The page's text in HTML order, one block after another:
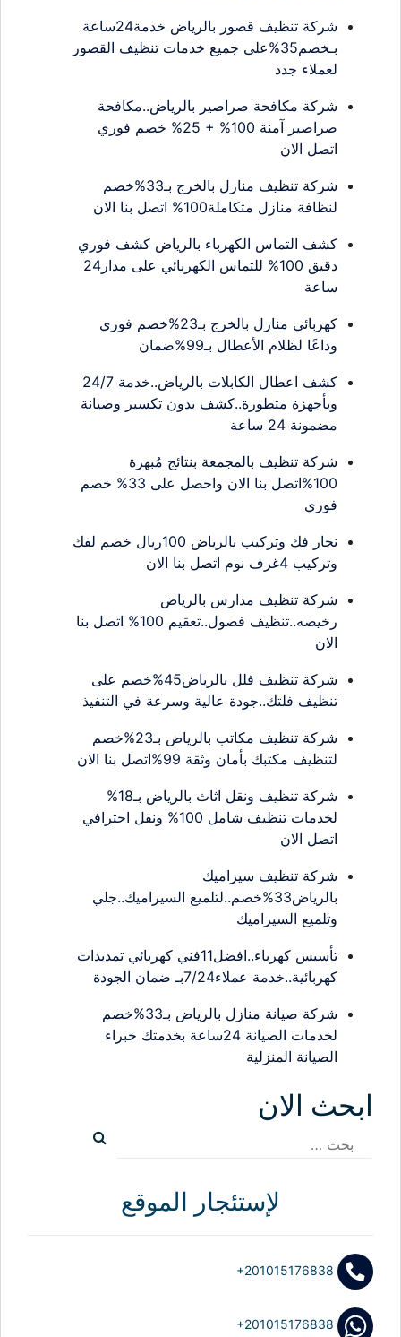
شركة تنظيف قصور بالرياض خدمة24ساعة
بـخصم35%على جميع خدمات تنظيف القصور
لعملاء جدد
شركة مكافحة صراصير بالرياض..مكافحة
صراصير آمنة 100% + 25% خصم فوري
اتصل الان
شركة تنظيف منازل بالخرج بـ33%خصم
لنظافة منازل متكاملة100% اتصل بنا الان
كشف التماس الكهرباء بالرياض كشف فوري
دقيق 100% للتماس الكهربائي على مدار24
ساعة
كهربائي منازل بالخرج بـ23%خصم فوري
وداعًا لظلام الأعطال بـ99%ضمان
كشف اعطال الكابلات بالرياض..خدمة 24/7
وبأجهزة متطورة..كشف بدون تكسير وصيانة
مضمونة 24 ساعة
شركة تنظيف بالمجمعة بنتائج مُبهرة
100%اتصل بنا الان واحصل على 33% خصم
فوري
نجار فك وتركيب بالرياض 100ريال خصم لفك
وتركيب 4غرف نوم اتصل بنا الان
شركة تنظيف مدارس بالرياض
رخيصه..تنظيف فصول..تعقيم 100% اتصل بنا
الان
شركة تنظيف فلل بالرياض45%خصم على
تنظيف فلتك..جودة عالية وسرعة في التنفيذ
شركة تنظيف مكاتب بالرياض بـ23%خصم
لتنظيف مكتبك بأمان وثقة 99%اتصل بنا الان
شركة تنظيف ونقل اثاث بالرياض بـ18%
لخدمات تنظيف شامل 100% ونقل احترافي
اتصل الان
شركة تنظيف سيراميك
بالرياض33%خصم..لتلميع السيراميك..جلي
وتلميع السيراميك
تأسيس كهرباء..افضل11فني كهربائي تمديدات
كهربائية..خدمة عملاء7/24بـ ضمان الجودة
شركة صيانة منازل بالرياض بـ33%خصم
لخدمات الصيانة 24ساعة بخدمتك خبراء
الصيانة المنزلية
ابحث الان
البحث
لإستئجار الموقع
+201015176838
+201015176838